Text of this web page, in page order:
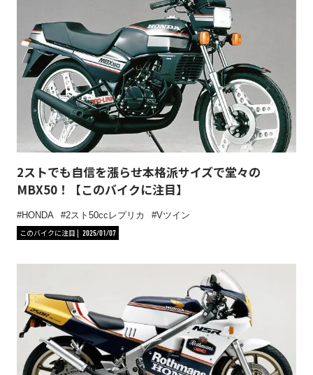
2ストでも自信を漲らせ本格派サイズで堂々の
MBX50！【このバイクに注目】
HONDA 2スト50ccレプリカ
Vツイン
このバイクに注目
2025/01/07